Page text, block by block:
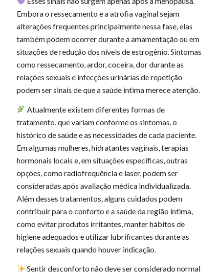
Embora o ressecamento e a atrofia vaginal sejam
alterações frequentes principalmente nessa fase, elas
também podem ocorrer durante a amamentação ou em
situações de redução dos níveis de estrogênio. Sintomas
como ressecamento, ardor, coceira, dor durante as
relações sexuais e infecções urinárias de repetição
podem ser sinais de que a saúde íntima merece atenção.
Atualmente existem diferentes formas de
tratamento, que variam conforme os sintomas, o
histórico de saúde e as necessidades de cada paciente.
Em algumas mulheres, hidratantes vaginais, terapias
hormonais locais e, em situações específicas, outras
opções, como radiofrequência e laser, podem ser
consideradas após avaliação médica individualizada.
Além desses tratamentos, alguns cuidados podem
contribuir para o conforto e a saúde da região íntima,
como evitar produtos irritantes, manter hábitos de
higiene adequados e utilizar lubrificantes durante as
relações sexuais quando houver indicação.
Sentir desconforto não deve ser considerado normal